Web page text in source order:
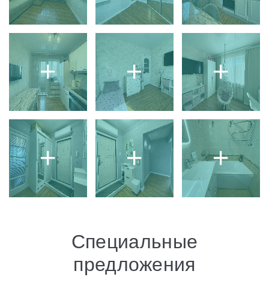
Специальные
предложения